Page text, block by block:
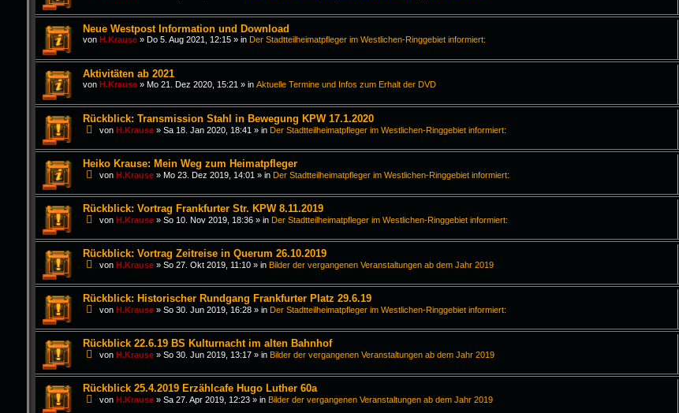
Neue Westpost Information und Download
von H.Krause» Do 5. Aug 2021, 12:15» in Der Stadtteilheimatpfleger im Westlichen-Ringgebiet informiert:
Aktivitäten ab 2021
von H.Krause» Mo 21. Dez 2020, 15:21 » in Aktuelle Termine und Infos zum Erhalt der DVD
Rückblick: Transmission Stahl in Bewegung KPW 17.1.2020
von H.Krause» Sa 18. Jan 2020, 18:41 » in Der Stadtteilheimatpfleger im Westlichen-Ringgebiet informiert:
Heiko Krause: Mein Weg zum Heimatpfleger
von H.Krause» Mo 23. Dez 2019, 14:01 » in Der Stadtteilheimatpfleger im Westlichen-Ringgebiet informiert:
Rückblick: Vortrag Frankfurter Str. KPW 8.11.2019
von H.Krause» So 10. Nov 2019, 18:36» in Der Stadtteilheimatpfleger im Westlichen-Ringgebiet informiert:
Rückblick: Vortrag Zeitreise in Querum 26.10.2019
von H.Krause» So 27. Okt 2019, 11:10» in Bilder der vergangenen Veranstaltungen ab dem Jahr 2019
Rückblick: Historischer Rundgang Frankfurter Platz 29.6.19
von H.Krause» So 30. Jun 2019, 16:28» in Der Stadtteilheimatpfleger im Westlichen-Ringgebiet informiert:
Rückblick 22.6.19 BS Kulturnacht im alten Bahnhof
von H.Krause» So 30. Jun 2019, 13:17» in Bilder der vergangenen Veranstaltungen ab dem Jahr 2019
Rückblick 25.4.2019 Erzählcafe Hugo Luther 60a
von H.Krause» Sa 27. Apr 2019, 12:23» in Bilder der vergangenen Veranstaltungen ab dem Jahr 2019